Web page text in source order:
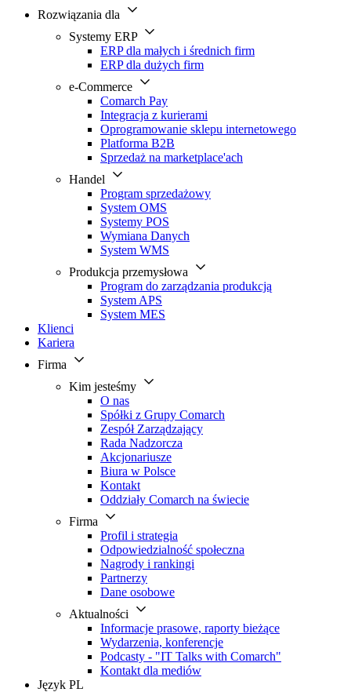
Rozwiązania dla
Systemy ERP
ERP dla małych i średnich firm
ERP dla dużych firm
e-Commerce
Comarch Pay
Integracja z kurierami
Oprogramowanie sklepu internetowego
Platforma B2B
Sprzedaż na marketplace'ach
Handel
Program sprzedażowy
System OMS
Systemy POS
Wymiana Danych
System WMS
Produkcja przemysłowa
Program do zarządzania produkcją
System APS
System MES
Klienci
Kariera
Firma
Kim jesteśmy
O nas
Spółki z Grupy Comarch
Zespół Zarządzający
Rada Nadzorcza
Akcjonariusze
Biura w Polsce
Kontakt
Oddziały Comarch na świecie
Firma
Profil i strategia
Odpowiedzialność społeczna
Nagrody i rankingi
Partnerzy
Dane osobowe
Aktualności
Informacje prasowe, raporty bieżące
Wydarzenia, konferencje
Podcasty - "IT Talks with Comarch"
Kontakt dla mediów
Język PL